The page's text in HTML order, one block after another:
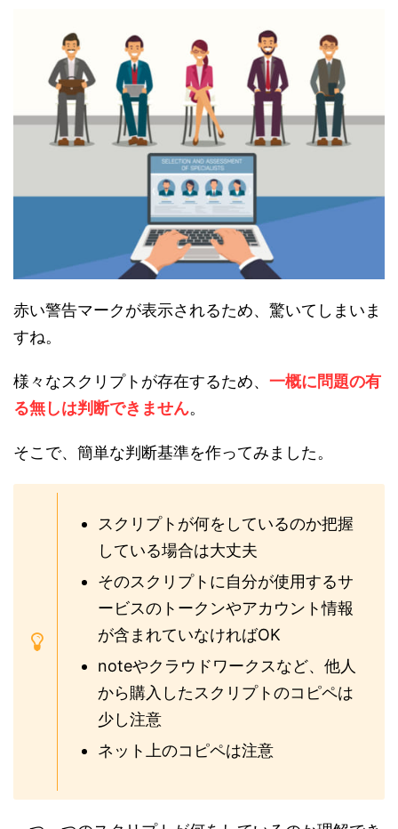
赤い警告マークが表示されるため、驚いてしまいま
すね。
様々なスクリプトが存在するため、 一概に問題の有
る無しは判断できません。
そこで、簡単な判断基準を作ってみました。
スクリプトが何をしているのか把握
している場合は大丈夫
そのスクリプトに自分が使用するサ
ービスのトークンやアカウント情報
が含まれていなければOK
noteやクラウドワークスなど、他人
から購入したスクリプトのコピペは
少し注意
ネット上のコピペは注意